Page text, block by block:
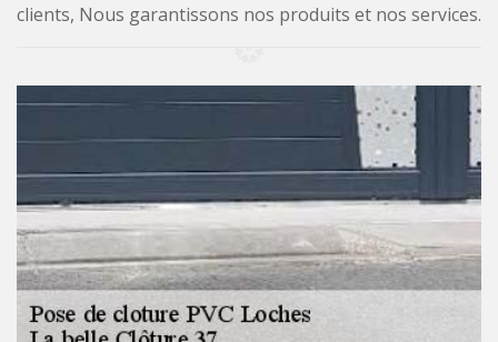
clients, Nous garantissons nos produits et nos services.